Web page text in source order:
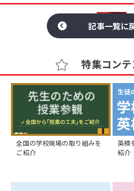
記事一覧に
特集コンテ
全国の学校現場の取り組みを
ご紹介
英検
紹介